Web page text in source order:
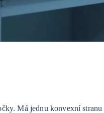
Má jednu konvexní